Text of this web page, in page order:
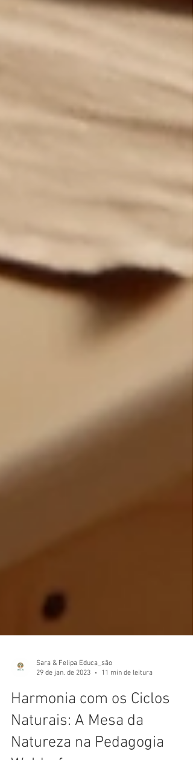
Sara & Felipa Educa_são
29 de jan. de 2023
11 min de leitura
Harmonia com os Ciclos